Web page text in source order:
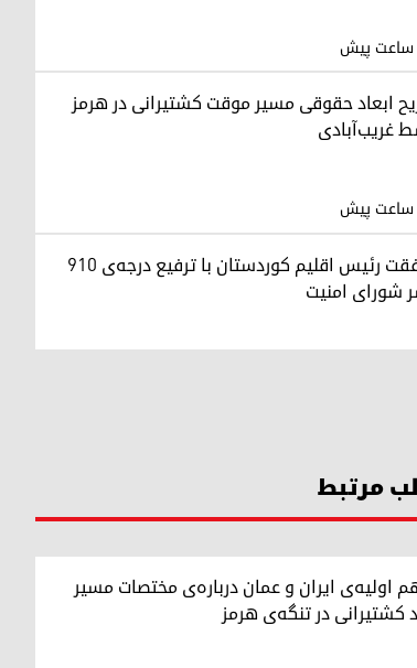
ابعاد حقوقی مسیر موقت کشتیرانی در هرمز
غریب‌آبادی
موافقت رئیس اقلیم کوردستان با ترفیع درجه‌ی ۹۱۰
شورای امنیت
مرتبط
اولیه‌ی ایران و عمان درباره‌ی مختصات مسیر
کشتیرانی در تنگه‌ی هرمز